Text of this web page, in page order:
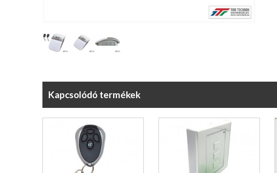
Kapcsolódó termékek